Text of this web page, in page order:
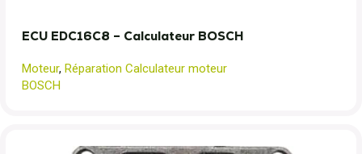
ECU EDC16C8 – Calculateur BOSCH
Moteur, Réparation Calculateur moteur
BOSCH